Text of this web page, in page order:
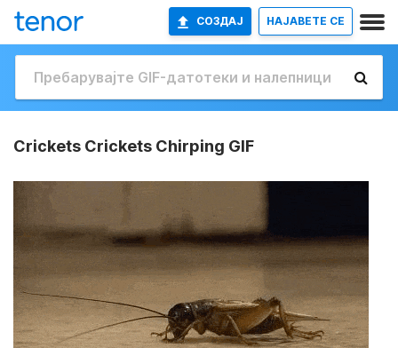
СОЗДАЈ НАЈАВETE СЕ
Crickets Crickets Chirping GIF